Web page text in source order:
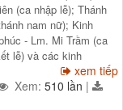
(ca nhập lễ); Thánh
nam nữ); Kinh
- Lm. Mi Trầm (ca
lễ) và các kinh
xem tiếp
Xem: 510 lần |